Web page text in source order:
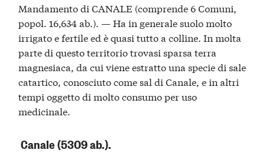
Mandamento di CANALE (comprende 6 Comuni,
popol. 16,634 ab.). — Ha in generale suolo molto
irrigato e fertile ed è quasi tutto a colline. In molta
parte di questo territorio trovasi sparsa terra
magnesiaca, da cui viene estratto una specie di sale
catartico, conosciuto come sal di Canale, e in altri
tempi oggetto di molto consumo per uso
medicinale.
Canale (5309 ab.).